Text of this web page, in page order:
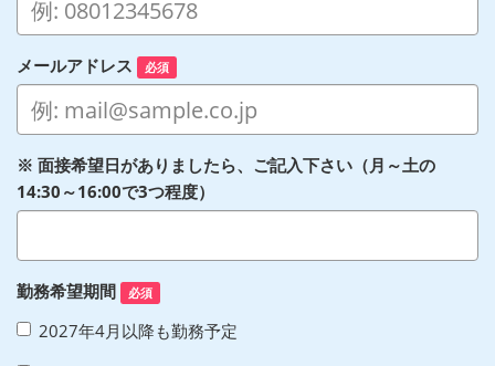
メールアドレス 必須
※ 面接希望日がありましたら、ご記入下さい（月～土の
14:30～16:00で3つ程度）
勤務希望期間 必須
2027年4月以降も勤務予定